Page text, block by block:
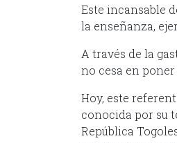
Este incansable
la enseñanza,
A través de la
no cesa en
Hoy, este
conocida por su
República